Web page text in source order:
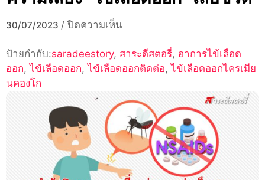
30/07/2023 / ปิดความเห็นบน
สุข
กำชับ
พยาบาล
เลี่ยง
สั่ง
จ่าย
ยาก
ลุ่ม
ป้ายกำกับ:saradeestory, สาระดีสตอรี่, อาการไข้เลือด
ออก,ไข้เลือดออก,ไข้เลือดออกติดต่อ,ไข้เลือดออกไครเมีย
นคองโก